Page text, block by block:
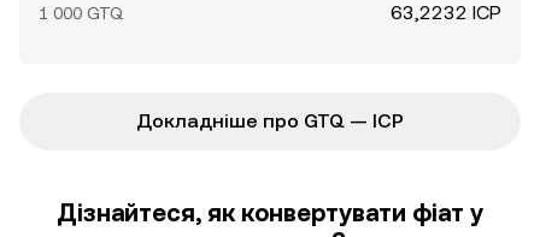
1 000 GTQ 63,2232 ICP
Докладніше про GTQ — ICP
Дізнайтеся, як конвертувати фіат у